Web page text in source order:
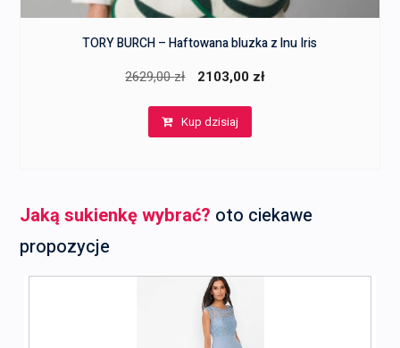
TORY BURCH – Haftowana bluzka z lnu Iris
2629,00zł
Pierwotna
wynosiła:
2103,00 zł
Kup dzisiaj
Jaką sukienkę wybrać? oto ciekawe
propozycje